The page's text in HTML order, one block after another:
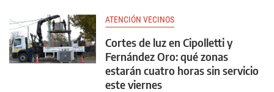
ATENCIÓN VECINOS
Cortes de luz en Cipolletti y
Fernández Oro: qué zonas
estarán cuatro horas sin servicio
este viernes